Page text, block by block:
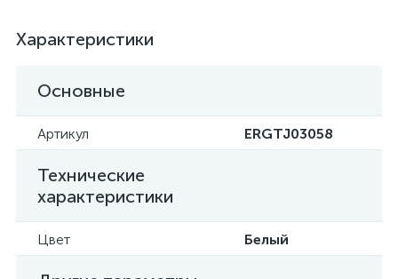
Характеристики
Основные
Артикул ERGTJ03058
Технические
характеристики
Цвет Белый